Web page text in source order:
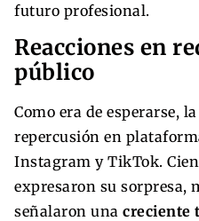
futuro profesional.
Reacciones en
público
Como era de esperarse,
repercusión en
Instagram y TikTok.
expresaron su sorpresa,
señalaron una creciente